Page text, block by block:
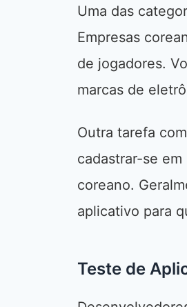
Uma das
Empresas
de jogadores.
marcas de
Outra tarefa
cadastrar-se
coreano.
aplicativo para
Teste de